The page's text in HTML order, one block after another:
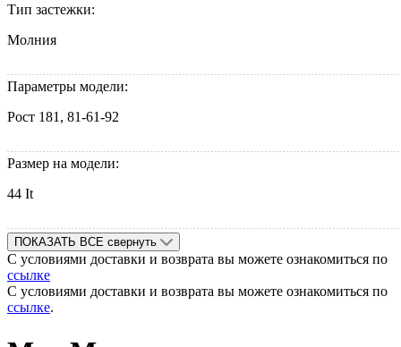
Тип застежки:
Молния
Параметры модели:
Рост 181, 81-61-92
Размер на модели:
44 It
ПОКАЗАТЬ ВСЕ свернуть
С условиями доставки и возврата вы можете ознакомиться по
ссылке
С условиями доставки и возврата вы можете ознакомиться по
ссылке.